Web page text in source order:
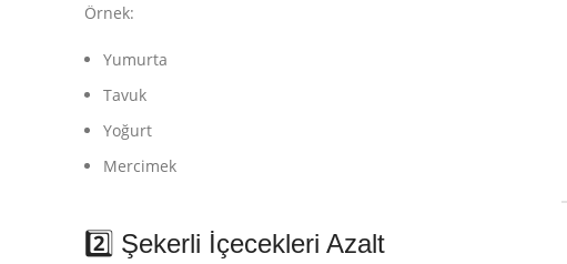
Örnek:
Yumurta
Tavuk
Yoğurt
Mercimek
2️⃣ Şekerli İçecekleri Azalt